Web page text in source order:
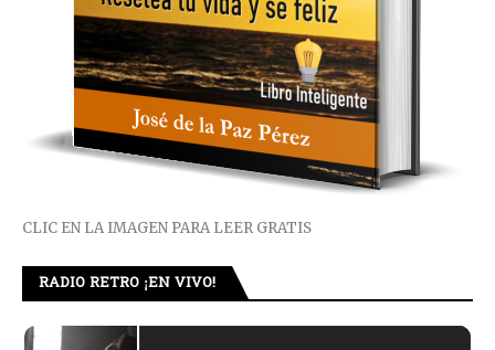
CLIC EN LA IMAGEN PARA LEER GRATIS
RADIO RETRO ¡EN VIVO!